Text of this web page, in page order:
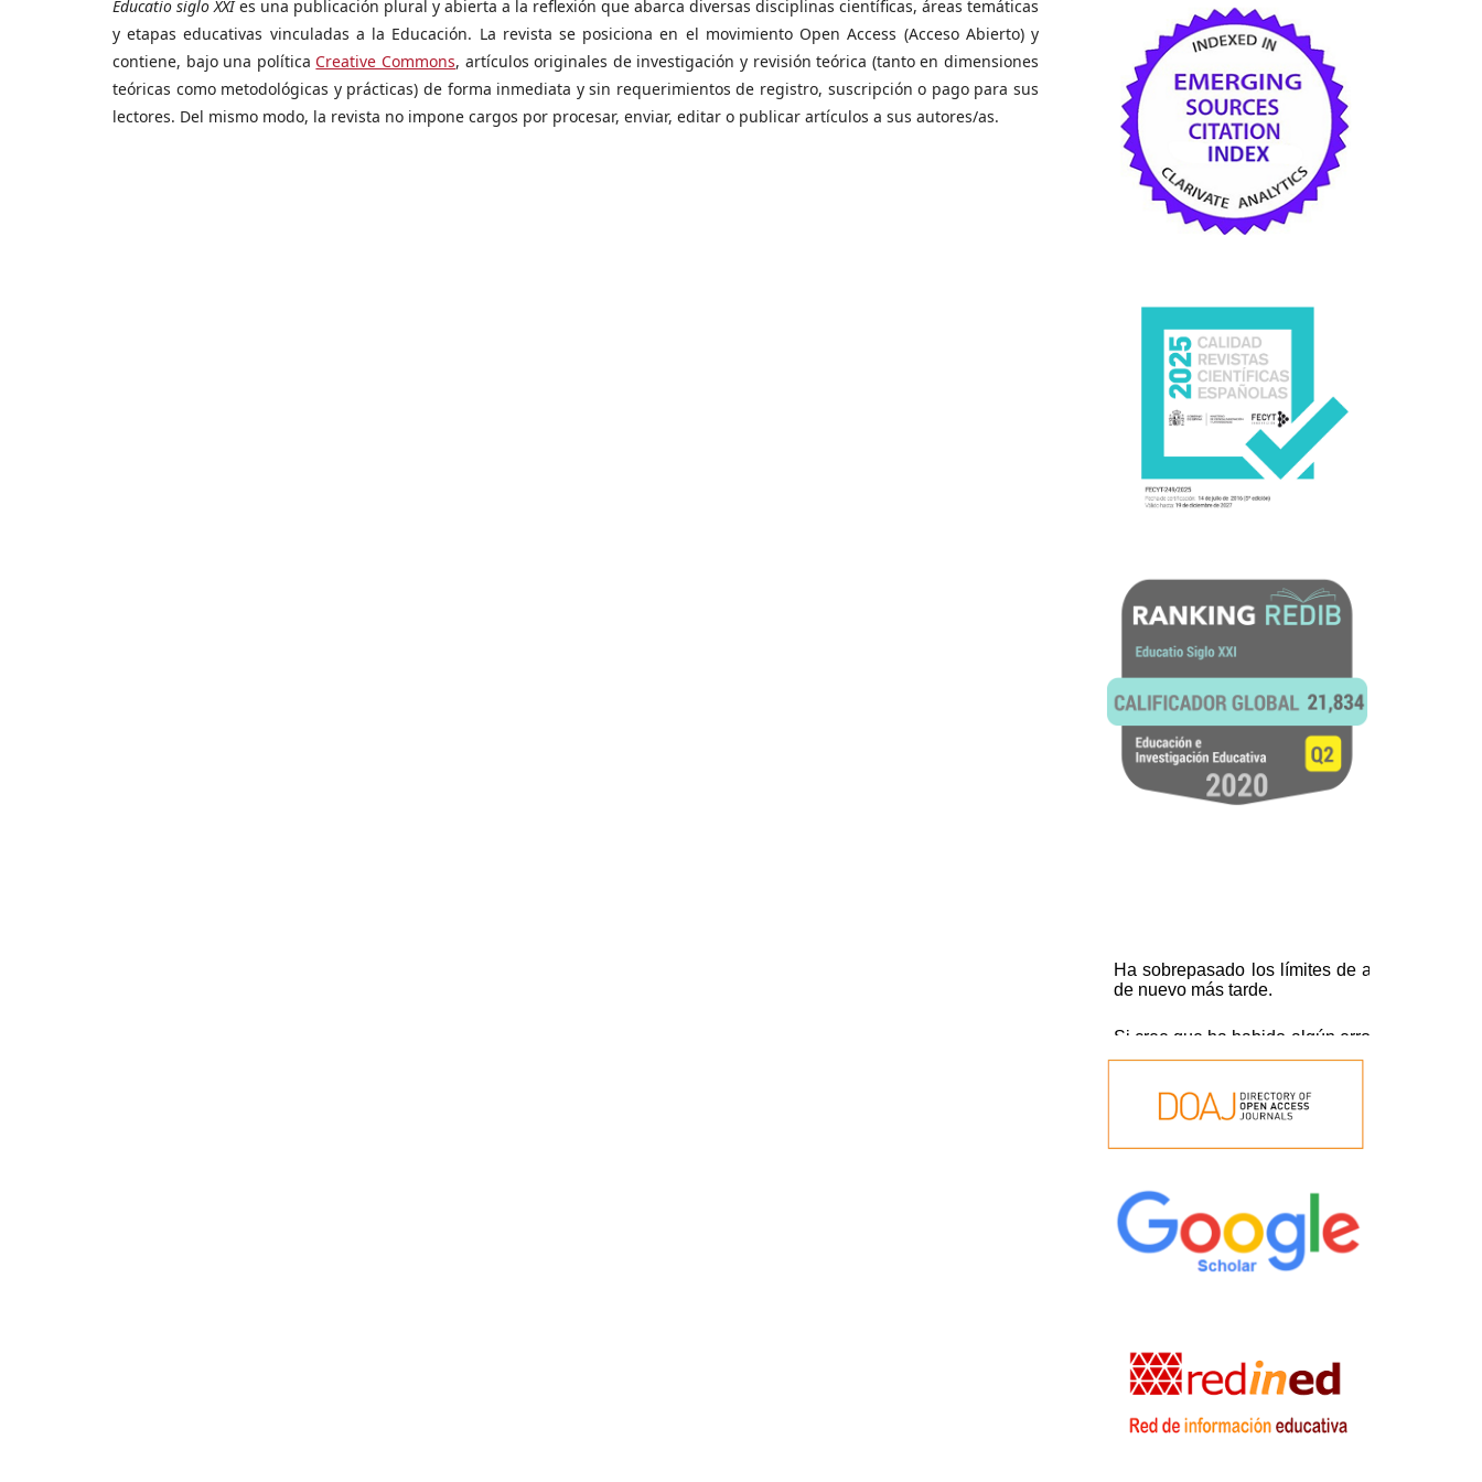
Educatio siglo XXIes una publicación plural y abierta a la reflexión que abarca diversas disciplinas científicas, áreas temáticas
y etapas educativas vinculadas a la Educación. La revista se posiciona en el movimiento Open Access (Acceso Abierto) y
contiene, bajo una política Creative Commons, artículos originales de investigación y revisión teórica (tanto en dimensiones
teóricas como metodológicas y prácticas) de forma inmediata y sin requerimientos de registro, suscripción o pago para sus
lectores. Del mismo modo, la revista no impone cargos por procesar, enviar, editar o publicar artículos a sus autores/as.